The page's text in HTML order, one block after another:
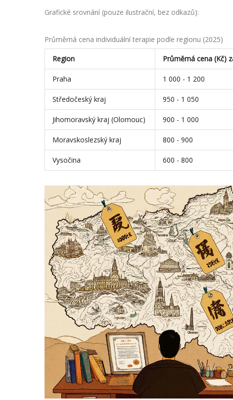
Grafické srovnání (pouze ilustrační, bez odkazů):
Průměrná cena individuální terapie podle regionu (2025)
Region Průměrná cena (Kč)
Praha 1 000 - 1 200
Středočeský kraj 950 - 1 050
Jihomoravský kraj (Olomouc) 900 - 1 000
Moravskoslezský kraj 800 - 900
Vysočina 600 - 800